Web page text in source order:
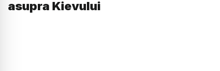
asupra Kievului